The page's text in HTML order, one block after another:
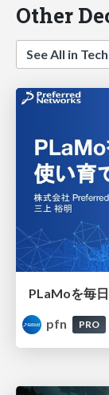
Other
See All in
PLaMoを毎
pfn
PRO